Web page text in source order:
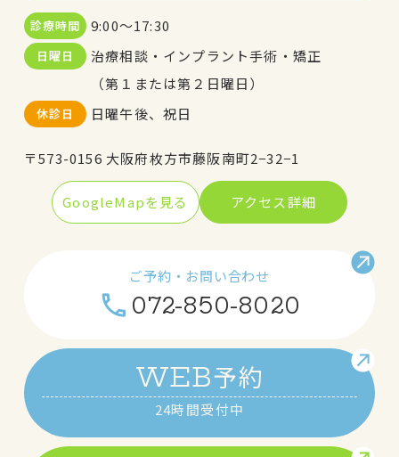
診療時間 9:00～17:30
日曜日
治療相談・インプラント手術・矯正
（第１または第２日曜日）
休診日 日曜午後、祝日
〒573-0156 大阪府枚方市藤阪南町2−32−1
GoogleMapを見る アクセス詳細
ご予約・お問い合わせ
072-850-8020
WEB予約
24時間受付中